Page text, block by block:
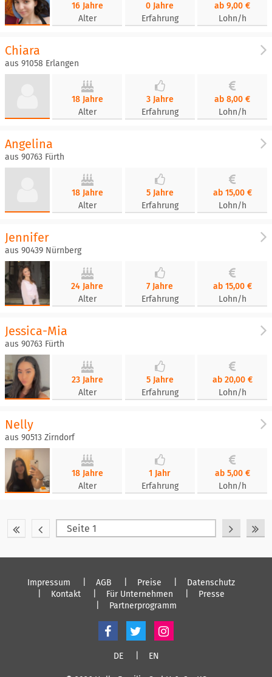
16 Jahre
Alter
0 Jahre
Erfahrung
ab 9,00 €
Lohn/h
Chiara
aus 91058 Erlangen
18 Jahre
Alter
3 Jahre
Erfahrung
ab 8,00 €
Lohn/h
Angelina
aus 90763 Fürth
18 Jahre
Alter
5 Jahre
Erfahrung
ab 15,00 €
Lohn/h
Jennifer
aus 90439 Nürnberg
24 Jahre
Alter
7 Jahre
Erfahrung
ab 15,00 €
Lohn/h
Jessica-Mia
aus 90763 Fürth
23 Jahre
Alter
5 Jahre
Erfahrung
ab 20,00 €
Lohn/h
Nelly
aus 90513 Zirndorf
18 Jahre
Alter
1 Jahr
Erfahrung
ab 5,00 €
Lohn/h
Impressum AGB Preise
Datenschutz
Kontakt
Für Unternehmen
Presse
Partnerprogramm
DE EN